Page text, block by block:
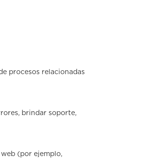
procesos relacionadas
brindar soporte,
(por ejemplo,